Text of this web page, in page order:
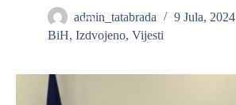
admin_tatabrada
9 Jula, 2024
BiH, Izdvojeno, Vijesti
❆